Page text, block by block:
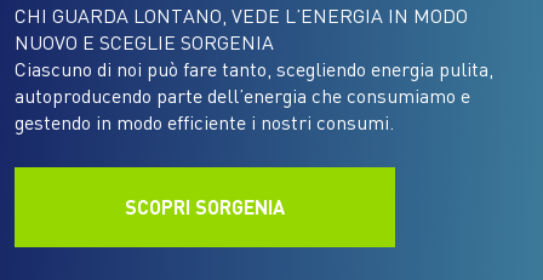
CHI GUARDA LONTANO, VEDE L’ENERGIA IN MODO
NUOVO E SCEGLIE SORGENIA
Ciascuno di noi può fare tanto, scegliendo energia pulita,
autoproducendo parte dell’energia che consumiamo e
gestendo in modo efficiente i nostri consumi.
SCOPRI SORGENIA